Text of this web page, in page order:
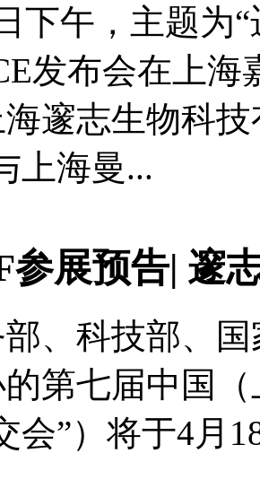
下午，主题为
发布会在上
邃志生物科
上海曼...
参展预告| 邃
、科技部、
的第七届中国
会”）将于4月